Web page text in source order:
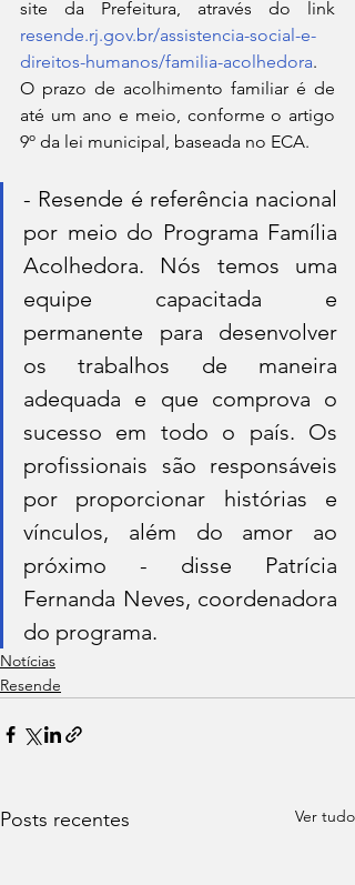
resende.rj.gov.br/assistencia-social-e-
direitos-humanos/familia-acolhedora.
O prazo de acolhimento familiar é de
até um ano e meio, conforme o artigo
9º da lei municipal, baseada no ECA.
- Resende é referência nacional
por meio do Programa Família
Acolhedora. Nós temos uma
equipe capacitada e
permanente para desenvolver
os trabalhos de maneira
adequada e que comprova o
sucesso em todo o país. Os
profissionais são responsáveis
por proporcionar histórias e
vínculos, além do amor ao
próximo - disse Patrícia
Fernanda Neves, coordenadora
do programa.
Notícias
Resende
Posts recentes Ver tudo